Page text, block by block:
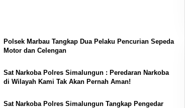
Polsek Marbau Tangkap Dua Pelaku Pencurian Sepeda
Motor dan Celengan
Sat Narkoba Polres Simalungun : Peredaran Narkoba
di Wilayah Kami Tak Akan Pernah Aman!
Sat Narkoba Polres Simalungun Tangkap Pengedar